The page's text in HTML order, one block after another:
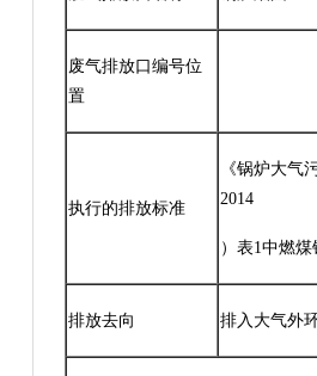
废气排放口编号位
置
执行的排放标准
《锅炉大气
2014
）表1中燃
排放去向 排入大气外